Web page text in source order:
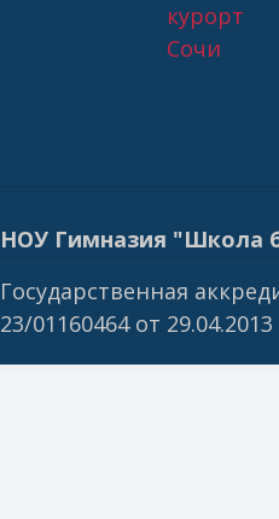
курорт
Сочи
НОУ Гимназия "Школа
Государственная
23/01160464 от 29.04.2013